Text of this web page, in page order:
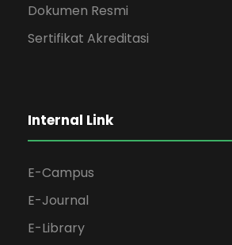
Dokumen Resmi
Sertifikat Akreditasi
Internal Link
E-Campus
E-Journal
E-Library